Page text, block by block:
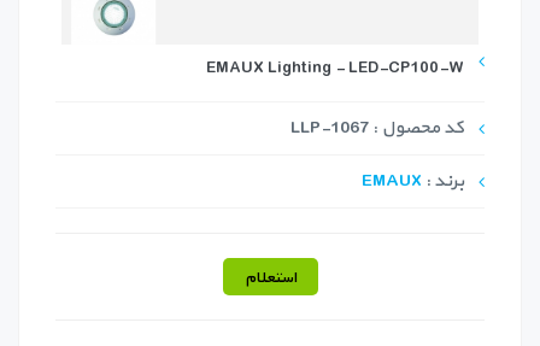
EMAUX Lighting - LED-CP100-W
کد محصول : LLP-1067
برند : EMAUX
استعلام